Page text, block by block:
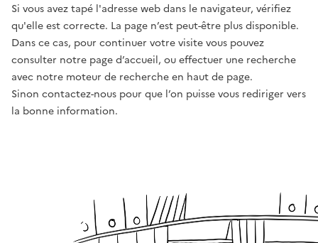
Si vous avez tapé l'adresse web dans le navigateur, vérifiez
qu'elle est correcte. La page n’est peut-être plus disponible.
Dans ce cas, pour continuer votre visite vous pouvez
consulter notre page d’accueil, ou effectuer une recherche
avec notre moteur de recherche en haut de page.
Sinon contactez-nous pour que l’on puisse vous rediriger vers
la bonne information.